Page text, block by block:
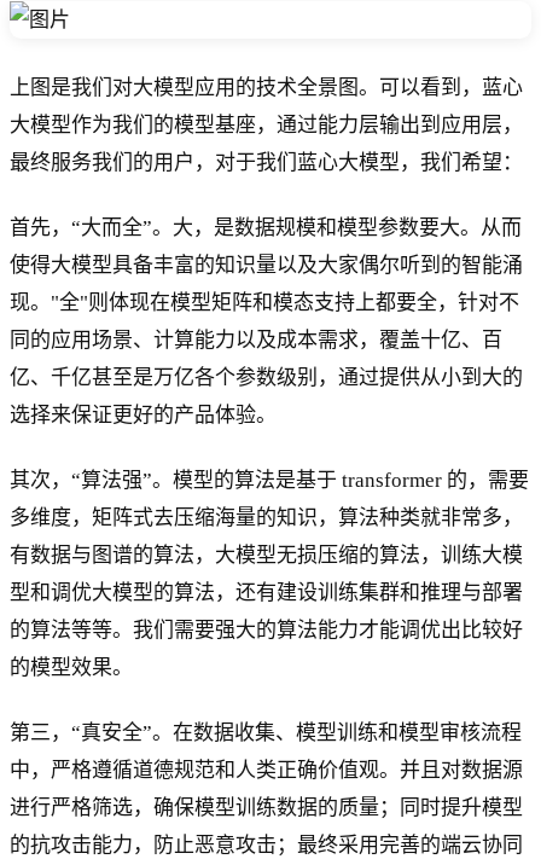
上图是我们对大模型应用的技术全景图。可以看到，蓝心
大模型作为我们的模型基座，通过能力层输出到应用层，
最终服务我们的用户，对于我们蓝心大模型，我们希望：
首先，“大而全”。大，是数据规模和模型参数要大。从而
使得大模型具备丰富的知识量以及大家偶尔听到的智能涌
现。"全"则体现在模型矩阵和模态支持上都要全，针对不
同的应用场景、计算能力以及成本需求，覆盖十亿、百
亿、千亿甚至是万亿各个参数级别，通过提供从小到大的
选择来保证更好的产品体验。
其次，“算法强”。模型的算法是基于 transformer 的，需要
多维度，矩阵式去压缩海量的知识，算法种类就非常多，
有数据与图谱的算法，大模型无损压缩的算法，训练大模
型和调优大模型的算法，还有建设训练集群和推理与部署
的算法等等。我们需要强大的算法能力才能调优出比较好
的模型效果。
第三，“真安全”。在数据收集、模型训练和模型审核流程
中，严格遵循道德规范和人类正确价值观。并且对数据源
进行严格筛选，确保模型训练数据的质量；同时提升模型
的抗攻击能力，防止恶意攻击；最终采用完善的端云协同